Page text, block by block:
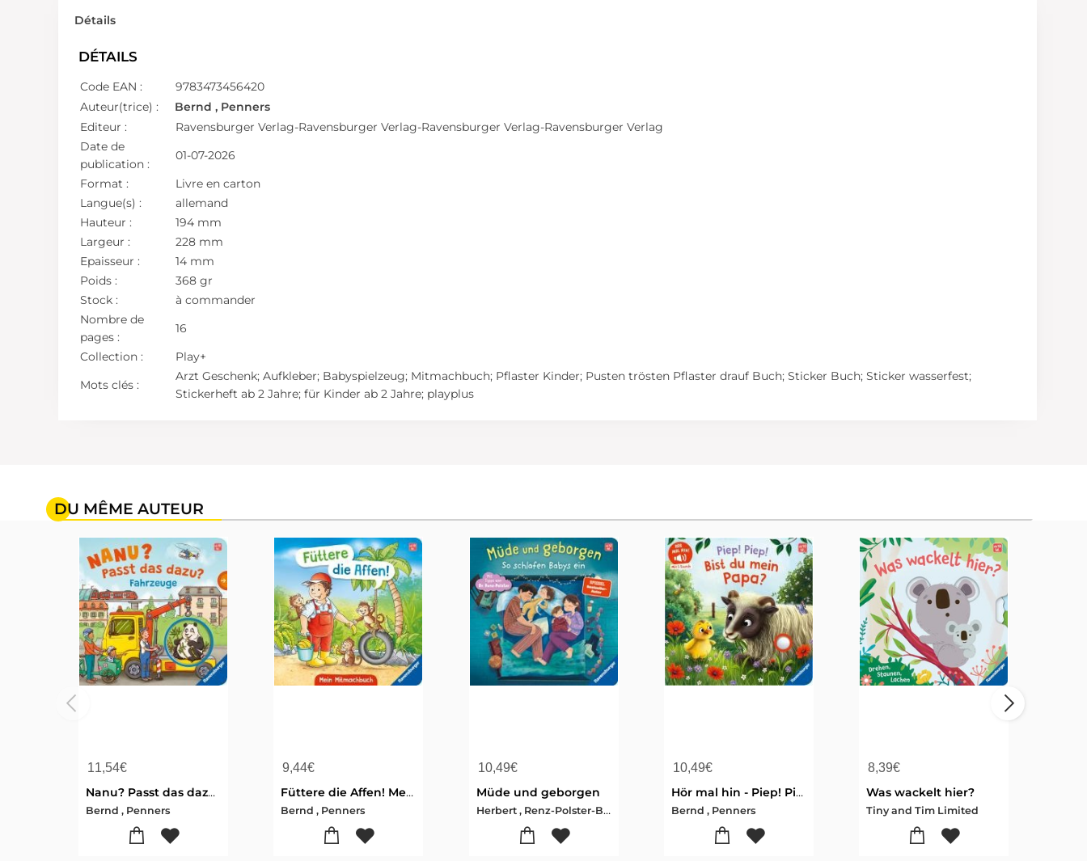
Détails
DÉTAILS
Code EAN :
9783473456420
Auteur(trice) :
Bernd , Penners
Editeur :
Ravensburger Verlag-Ravensburger Verlag-Ravensburger Verlag-Ravensburger Verlag
Date de
publication :
01-07-2026
Format :
Livre en carton
Langue(s) :
allemand
Hauteur :
194 mm
Largeur :
228 mm
Epaisseur :
14 mm
Poids :
368 gr
Stock :
à commander
Nombre de
pages :
16
Collection :
Play+
Mots clés :
Arzt Geschenk; Aufkleber; Babyspielzeug; Mitmachbuch; Pflaster Kinder; Pusten trösten Pflaster drauf Buch; Sticker Buch; Sticker wasserfest;
Stickerheft ab 2 Jahre; für Kinder ab 2 Jahre; playplus
DU MÊME AUTEUR
11,54€
Nanu? Passt das dazu? Fahrzeuge
Bernd , Penners
9,44€
Füttere die Affen! Mein Zoo-Mitmachbuch
Bernd , Penners
10,49€
Müde und geborgen
Herbert , Renz-Polster-Bernd , Penners
10,49€
Hör mal hin - Piep! Piep! Bist du mein Papa?
Bernd , Penners
8,39€
Was wackelt hier?
Tiny and Tim Limited